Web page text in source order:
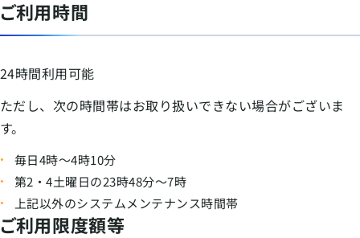
ご利用時間
24時間利用可能
ただし、次の時間帯はお取り扱いできない場合がございま
す。
毎日4時〜4時10分
第2・4土曜日の23時48分〜7時
上記以外のシステムメンテナンス時間帯
ご利用限度額等